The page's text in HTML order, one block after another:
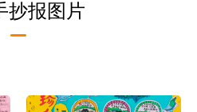
抄报图片